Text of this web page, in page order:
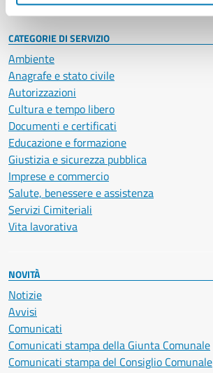
CATEGORIE DI SERVIZIO
Ambiente
Anagrafe e stato civile
Autorizzazioni
Cultura e tempo libero
Documenti e certificati
Educazione e formazione
Giustizia e sicurezza pubblica
Imprese e commercio
Salute, benessere e assistenza
Servizi Cimiteriali
Vita lavorativa
NOVITÀ
Notizie
Avvisi
Comunicati
Comunicati stampa della Giunta Comunale
Comunicati stampa del Consiglio Comunale